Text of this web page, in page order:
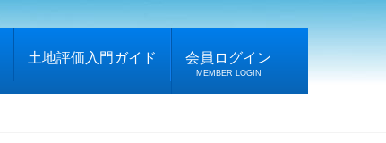
土地評価入門ガイド 会員ログイン
MEMBER LOGIN